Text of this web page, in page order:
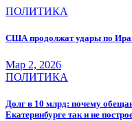
ПОЛИТИКА
США продолжат удары по
Мар 2, 2026
ПОЛИТИКА
Долг в 10 млрд: почему
Екатеринбурге так и не